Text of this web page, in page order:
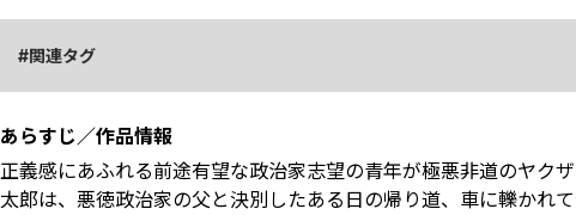
関連タグ
あらすじ／作品情報
正義感にあふれる前途有望な政治家志望の青年が極悪非道のヤク
太郎は、悪徳政治家の父と決別したある日の帰り道、車に轢かれ